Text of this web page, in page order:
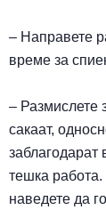
– Направете
време за
– Размислете
сакаат,
заблагодарат
тешка работа.
наведете да